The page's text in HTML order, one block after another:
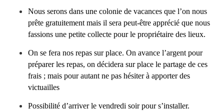
Nous serons dans une colonie de vacances que l’on nous
prête gratuitement mais il sera peut-être apprécié que nous
fassions une petite collecte pour le propriétaire des lieux.
On se fera nos repas sur place. On avance l’argent pour
préparer les repas, on décidera sur place le partage de ces
frais ; mais pour autant ne pas hésiter à apporter des
victuailles
Possibilité d’arriver le vendredi soir pour s’installer.